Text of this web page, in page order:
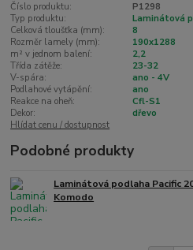
Číslo produktu:
P1298
Typ produktu:
Laminátová
Celková tloušťka (mm):
8
Rozměr lamely (mm):
190x1288
m² v jednom balení:
2,2
Třída zátěže:
23-32
V-spára:
ano - 4V
Podlahové vytápění:
ano
Reakce na oheň:
Cfl-S1
Dekor:
dřevo
Hlídat cenu / dostupnost
Podobné produkty
Laminátová podlaha Pacific
Komodo